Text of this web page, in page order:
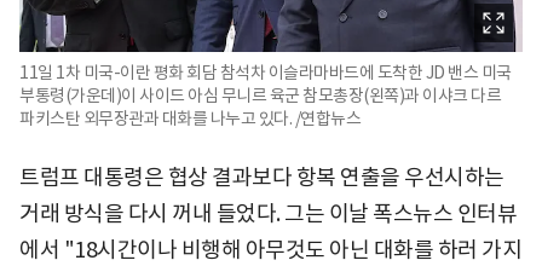
11일 1차 미국-이란 평화 회담 참석차 이슬라마바드에 도착한 JD 밴스 미국
부통령(가운데)이 사이드 아심 무니르 육군 참모총장(왼쪽)과 이샤크 다르
파키스탄 외무장관과 대화를 나누고 있다. /연합뉴스
트럼프 대통령은 협상 결과보다 항복 연출을 우선시하는
거래 방식을 다시 꺼내 들었다. 그는 이날 폭스뉴스 인터뷰
에서 "18시간이나 비행해 아무것도 아닌 대화를 하러 가지